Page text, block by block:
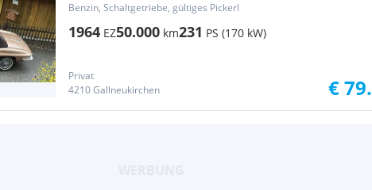
Benzin, Schaltgetriebe, gültiges Pickerl
1964 EZ50.000 km231 PS (170 kW)
Privat
4210 Gallneukirchen
€